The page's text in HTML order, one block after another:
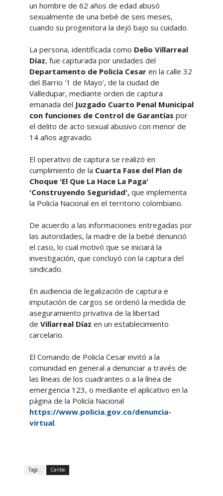
un hombre de 62 años de edad abusó
sexualmente de una bebé de seis meses,
cuando su progenitora la dejó bajo su cuidado.
La persona, identificada como Delio Villarreal
Díaz, fue capturada por unidades del
Departamento de Policía Cesaren la calle 32
del Barrio '1 de Mayo', de la ciudad de
Valledupar, mediante orden de captura
emanada del Juzgado Cuarto Penal Municipal
con funciones de Control de Garantías por
el delito de acto sexual abusivo con menor de
14 años agravado.
El operativo de captura se realizó en
cumplimiento de la Cuarta Fase del Plan de
Choque 'El Que La Hace La Paga'
'Construyendo Seguridad',que implementa
la Policía Nacional en el territorio colombiano.
De acuerdo a las informaciones entregadas por
las autoridades, la madre de la bebé denunció
el caso, lo cual motivó que se iniciará la
investigación, que concluyó con la captura del
sindicado.
En audiencia de legalización de captura e
imputación de cargos se ordenó la medida de
aseguramiento privativa de la libertad
de Villarreal Díaz en un establecimiento
carcelario.
El Comando de Policía Cesar invitó a la
comunidad en general a denunciar a través de
las líneas de los cuadrantes o a la línea de
emergencia 123, o mediante el aplicativo en la
página de la Policía Nacional
https://www.policia.gov.co/denuncia-
virtual.
Tags : Caribe